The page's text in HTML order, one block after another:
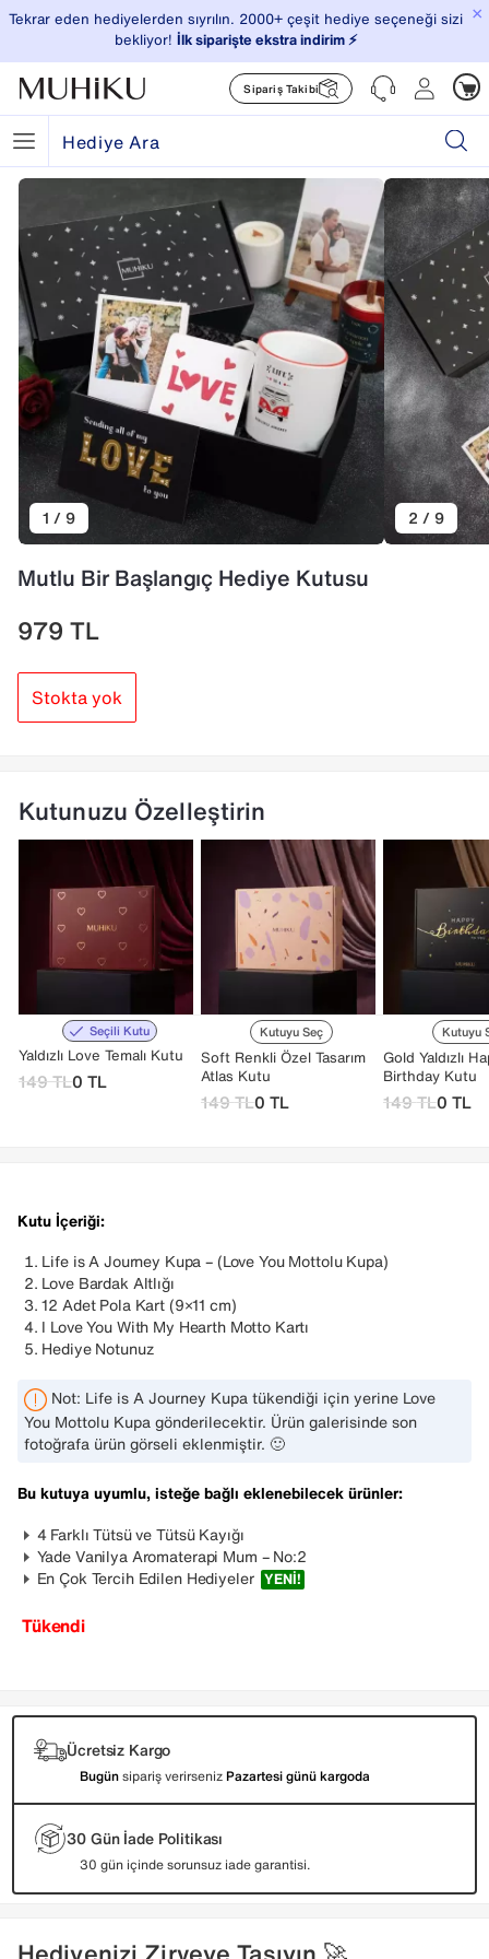
×
Tekrar eden hediyelerden sıyrılın. 2000+ çeşit hediye seçeneği sizi
bekliyor! İlk siparişte ekstra indirim ⚡️
Sipariş Takibi
1 / 9 2 / 9
Mutlu Bir Başlangıç Hediye Kutusu
979 TL
Stokta yok
Kutunuzu Özelleştirin
Seçili Kutu
Yaldızlı Love Temalı Kutu
149TL0 TL
Kutuyu Seç
Soft Renkli Özel Tasarım
Atlas Kutu
149TL0 TL
Kutuyu
Gold Yaldızlı
Birthday Kutu
149TL0 TL
Kutu İçeriği:
Life is A Journey Kupa – (Love You Mottolu Kupa)
Love Bardak Altlığı
12 Adet Pola Kart (9×11 cm)
I Love You With My Hearth Motto Kartı
Hediye Notunuz
Not: Life is A Journey Kupa tükendiği için yerine Love
You Mottolu Kupa gönderilecektir. Ürün galerisinde son
fotoğrafa ürün görseli eklenmiştir. 🙂
Bu kutuya uyumlu, isteğe bağlı eklenebilecek ürünler:
4 Farklı Tütsü ve Tütsü Kayığı
Yade Vanilya Aromaterapi Mum – No:2
En Çok Tercih Edilen Hediyeler YENI!
Tükendi
Ücretsiz Kargo
Bugünsipariş verirsenizPazartesi günü kargoda
30 Gün İade Politikası
30 gün içinde sorunsuz iade garantisi.